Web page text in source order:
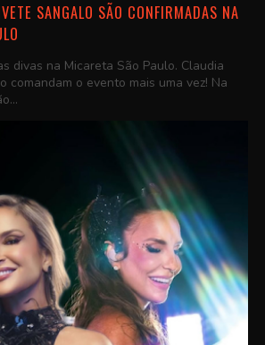
SANGALO SÃO CONFIRMADAS NA
divas na Micareta São Paulo. Claudia
comandam o evento mais uma vez! Na